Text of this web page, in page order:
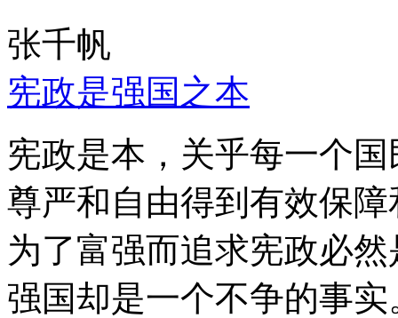
张千帆
宪政是强国之本
宪政是本，关乎每一个
尊严和自由得到有效保
为了富强而追求宪政必
强国却是一个不争的事实